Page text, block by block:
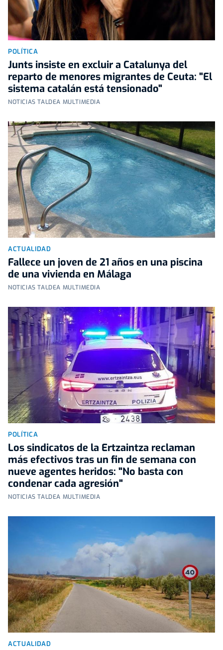
POLÍTICA
Junts insiste en excluir a Catalunya del
reparto de menores migrantes de Ceuta: "El
sistema catalán está tensionado"
NOTICIAS TALDEA MULTIMEDIA
ACTUALIDAD
Fallece un joven de 21 años en una piscina
de una vivienda en Málaga
NOTICIAS TALDEA MULTIMEDIA
POLÍTICA
Los sindicatos de la Ertzaintza reclaman
más efectivos tras un fin de semana con
nueve agentes heridos: "No basta con
condenar cada agresión"
NOTICIAS TALDEA MULTIMEDIA
ACTUALIDAD